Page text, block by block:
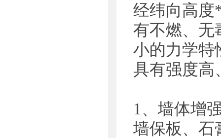
经纬向高度
有不燃、无
小的力学特
具有强度高
1、墙体增
墙保板、石